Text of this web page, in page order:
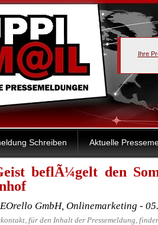
Ihre
Schreiben Aktuelle
beflÃ¼gelt den
GmbH, Onlinemarketing -
für den Inhalt der Pressemeldung,